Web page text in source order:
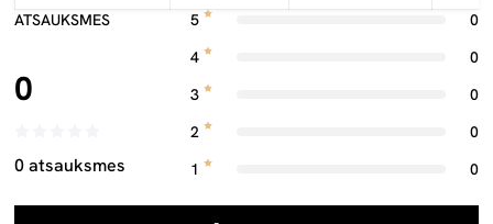
ATSAUKSMES
0
0 atsauksmes
5
0
4
0
3
0
2
0
1
0